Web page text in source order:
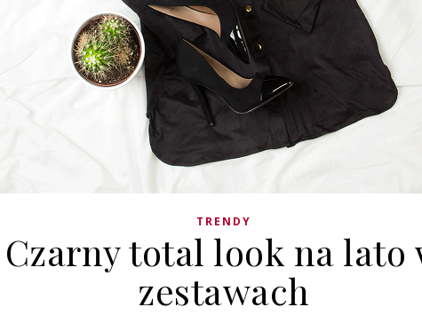
TRENDY
Czarny total look na lato
zestawach